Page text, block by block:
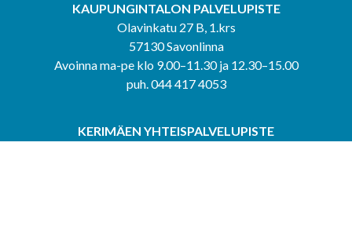
KAUPUNGINTALON PALVELUPISTE
Olavinkatu 27 B, 1.krs
57130 Savonlinna
Avoinna ma-pe klo 9.00–11.30 ja 12.30–15.00
puh. 044 417 4053
KERIMÄEN YHTEISPALVELUPISTE